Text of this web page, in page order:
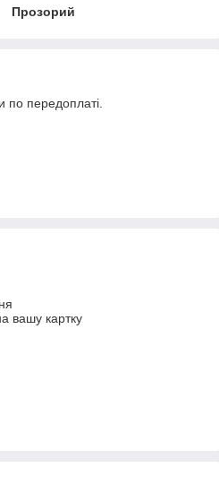
Прозорий
по передоплаті.
вашу картку